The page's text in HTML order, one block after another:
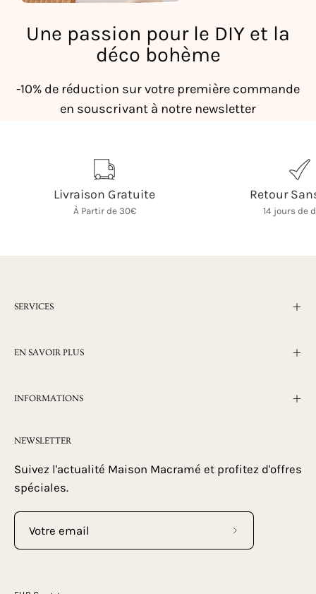
Une passion pour le DIY et la
déco bohème
-10% de réduction sur votre première commande
en souscrivant à notre newsletter
Livraison Gratuite
À Partir de 30€
Retour
14 jours de
SERVICES
EN SAVOIR PLUS
INFORMATIONS
NEWSLETTER
Suivez l'actualité Maison Macramé et profitez d'offres
spéciales.
Abonnez-